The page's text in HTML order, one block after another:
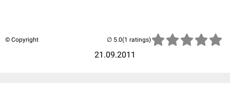
© Copyright
21.09.2011
(1 ratings)